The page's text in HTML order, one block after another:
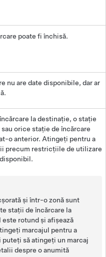
poate fi închisă.
nu are date disponibile, dar ar
la destinație, o stație
orice stație de încărcare
o anterior. Atingeți pentru a
precum restricțiile de utilizare
și într-o zonă sunt
stații de încărcare la
rotund și afișează
marcajul pentru a
puteți să atingeți un marcaj
despre o anumită